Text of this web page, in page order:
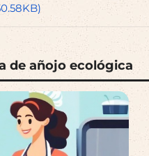
de añojo ecológica